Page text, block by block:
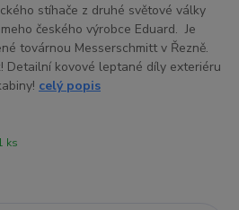
stíhače z druhé světové války
českého výrobce Eduard. Je
továrnou Messerschmitt v Řezně.
Detailní kovové leptané díly exteriéru
celý popis
ks